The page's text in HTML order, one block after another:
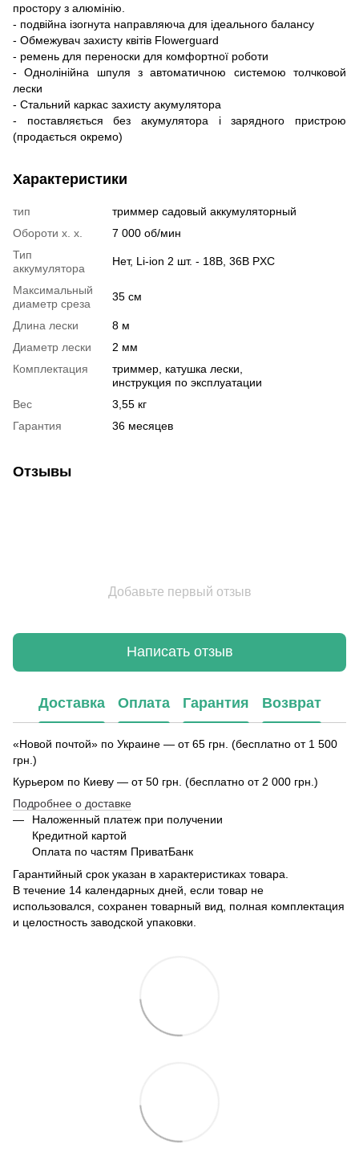
простору з алюмінію.
- подвійна ізогнута направляюча для ідеального балансу
- Обмежувач захисту квітів Flowerguard
- ремень для переноски для комфортної роботи
- Однолінійна шпуля з автоматичною системою толчковой
лески
- Стальний каркас захисту акумулятора
- поставляється без акумулятора і зарядного пристрою
(продається окремо)
Характеристики
тип
триммер садовый аккумуляторный
Обороти х. х.
7 000 об/мин
Тип
аккумулятора
Нет, Li-ion 2 шт. - 18В, 36В PXC
Максимальный
диаметр среза
35 см
Длина лески
8 м
Диаметр лески
2 мм
Комплектация
триммер, катушка лески,
инструкция по эксплуатации
Вес
3,55 кг
Гарантия
36 месяцев
Отзывы
Добавьте первый отзыв
Написать отзыв
Доставка Оплата Гарантия Возврат
«Новой почтой» по Украине — от 65 грн. (бесплатно от 1 500
грн.)
Курьером по Киеву — от 50 грн. (бесплатно от 2 000 грн.)
Подробнее о доставке
Наложенный платеж при получении
Кредитной картой
Оплата по частям ПриватБанк
Гарантийный срок указан в характеристиках товара.
В течение 14 календарных дней, если товар не
использовался, сохранен товарный вид, полная комплектация
и целостность заводской упаковки.